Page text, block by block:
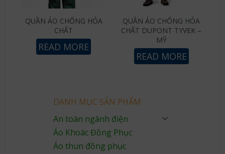
QUẦN ÁO CHỐNG HÓA
CHẤT
READ MORE
QUẦN ÁO CHỐNG HÓA
CHẤT DUPONT TYVEK –
MỸ
READ MORE
DANH MỤC SẢN PHẨM
An toàn ngành điện
Áo Khoác Đồng Phục
Áo thun đồng phục